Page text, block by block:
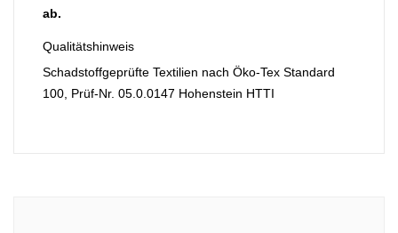
ab.
Qualitätshinweis
Schadstoffgeprüfte Textilien nach Öko-Tex Standard
100, Prüf-Nr. 05.0.0147 Hohenstein HTTI